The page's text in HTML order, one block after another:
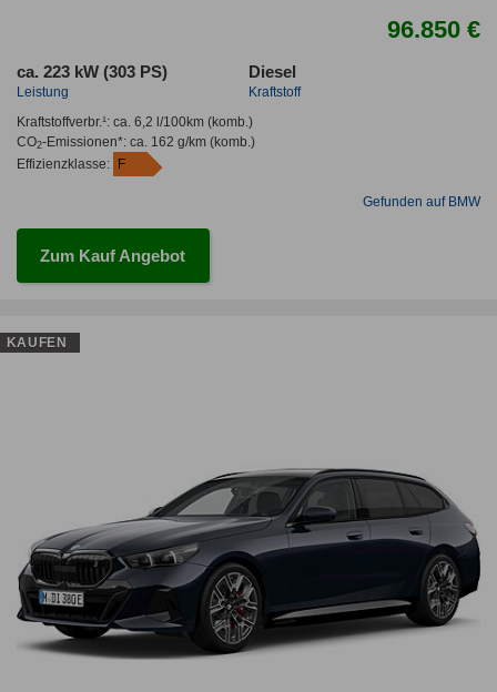
96.850 €
ca. 223 kW (303 PS)
Leistung
Diesel
Kraftstoff
Kraftstoffverbr.¹: ca. 6,2 l/100km(komb.)
CO2-Emissionen*: ca. 162 g/km(komb.)
Effizienzklasse:
F
Gefunden auf BMW
Zum Kauf Angebot
KAUFEN